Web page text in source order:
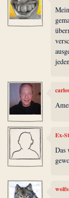
Ex-
Das